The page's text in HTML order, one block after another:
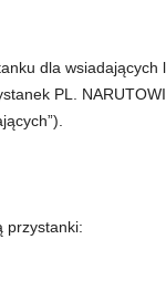
dla wsiadających
PL.
przystanki: